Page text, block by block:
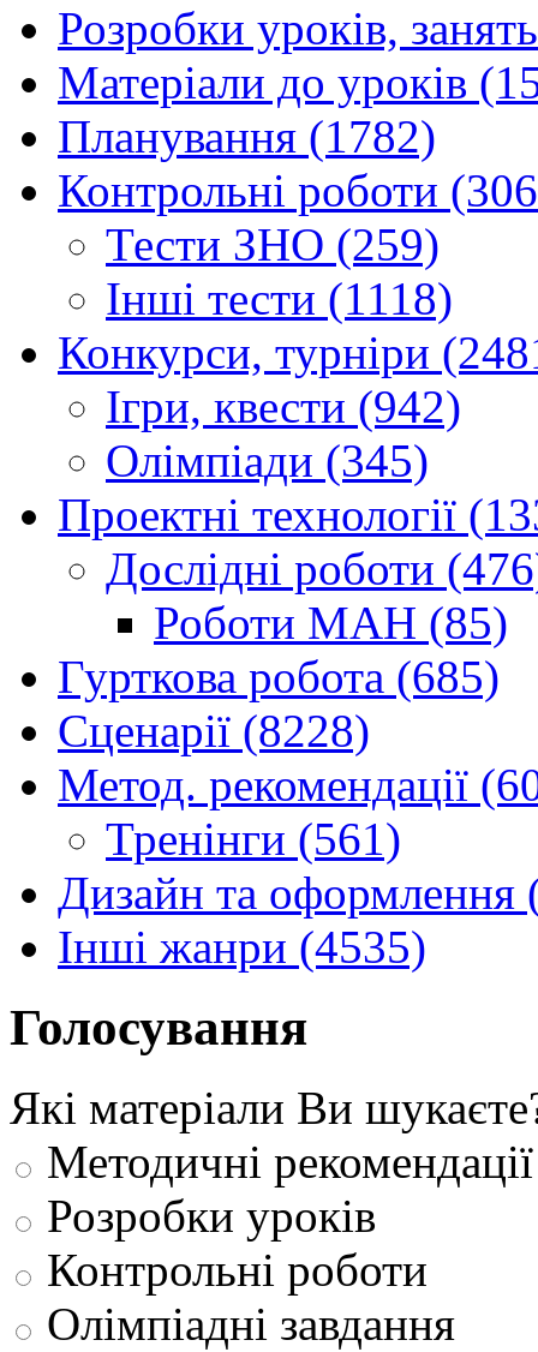
Розробки уроків,
Матеріали до уроків
Планування (1782)
Контрольні роботи
Тести ЗНО (259)
Інші тести (1118)
Конкурси, турніри
Ігри, квести (942)
Олімпіади (345)
Проектні технології
Дослідні роботи
Роботи МАН (85)
Гурткова робота (685)
Сценарії (8228)
Метод. рекомендації
Тренінги (561)
Дизайн та оформлення
Інші жанри (4535)
Голосування
Які матеріали Ви
Методичні рекомендації
Розробки уроків
Контрольні роботи
Олімпіадні завдання